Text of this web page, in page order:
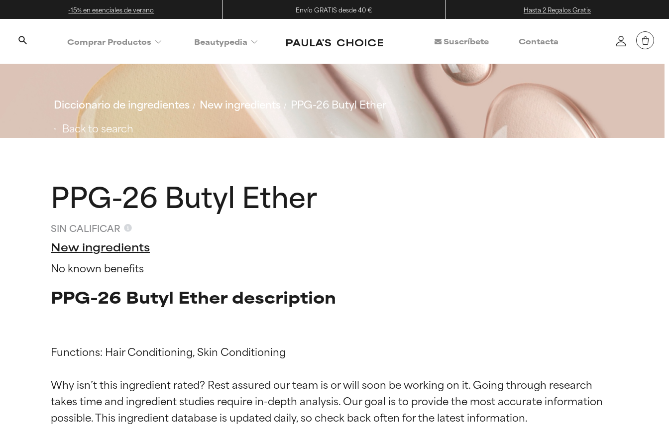
-15% en esenciales de verano Envío GRATIS desde 40 € Hasta 2 Regalos Gratis
Comprar Productos Beautypedia Suscríbete Contacta
Diccionario de ingredientes New ingredients
PPG-26 Butyl Ether
Back to search
PPG-26 Butyl Ether
SIN CALIFICAR
New ingredients
No known benefits
PPG-26 Butyl Ether description
Functions: Hair Conditioning, Skin Conditioning
Why isn’t this ingredient rated? Rest assured our team is or will soon be working on it. Going through research
takes time and ingredient studies require in-depth analysis. Our goal is to provide the most accurate information
Calificaciones de ingredientes
EXCELENTE
Calificaciones de ingredientes
EXCELENTE